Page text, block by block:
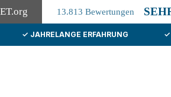
.org 13.813 Bewertungen
✓ JAHRELANGE ERFAHRUNG ✓